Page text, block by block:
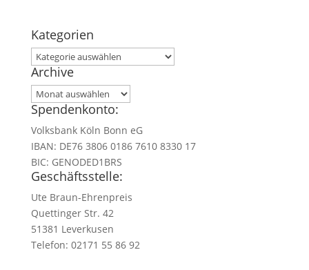
Kategorien
Kategorien
Archive
Archive
Spendenkonto:
Volksbank Köln Bonn eG
IBAN: DE76 3806 0186 7610 8330 17
BIC: GENODED1BRS
Geschäftsstelle:
Ute Braun-Ehrenpreis
Quettinger Str. 42
51381 Leverkusen
Telefon: 02171 55 86 92